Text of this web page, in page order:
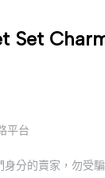
Set
平台
分的賣家，勿受騙